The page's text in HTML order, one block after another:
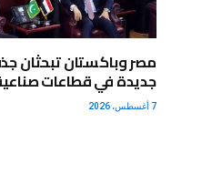
مصر وباكستان تبحثان
جديدة في قطاعات
7 أغسطس، 2026